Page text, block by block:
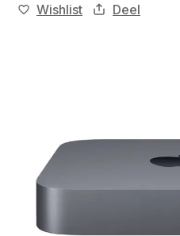
Wishlist Deel